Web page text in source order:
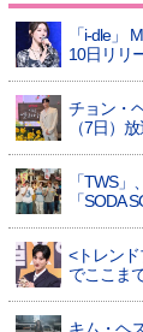
「i-dle」
10日リリ
チョン・
（7日）
「TWS
「SODA
<トレン
でここま